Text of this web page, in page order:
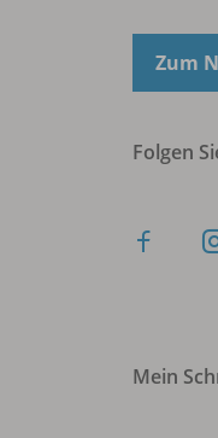
Zum
Folgen
Mein